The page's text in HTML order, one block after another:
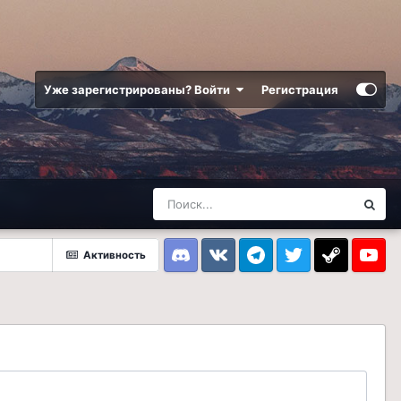
Уже зарегистрированы? Войти Регистрация
Активность
DiscordVK TelegramTwitter Steam